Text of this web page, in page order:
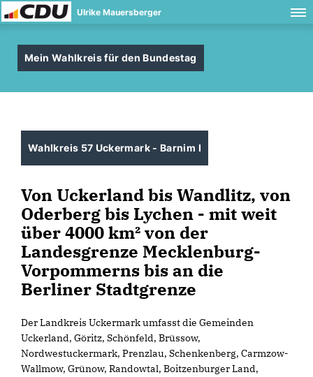
Ulrike Mauersberger
Mein Wahlkreis für den Bundestag
Wahlkreis 57 Uckermark - Barnim I
Von Uckerland bis Wandlitz, von
Oderberg bis Lychen - mit weit
über 4000 km² von der
Landesgrenze Mecklenburg-
Vorpommerns bis an die
Berliner Stadtgrenze
Der Landkreis Uckermark umfasst die Gemeinden
Uckerland, Göritz, Schönfeld, Brüssow,
Nordwestuckermark, Prenzlau, Schenkenberg, Carmzow-
Wallmow, Grünow, Randowtal, Boitzenburger Land,